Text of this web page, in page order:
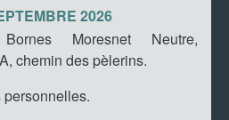
2026
Bornes Moresnet Neutre,
chemin des pèlerins.